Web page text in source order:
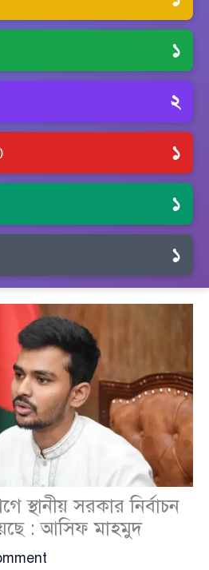
১
২
১
১
১
স্থানীয় সরকার নির্বাচন
: আসিফ মাহমুদ